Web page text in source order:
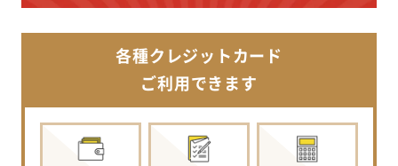
各種クレジットカード
ご利用できます